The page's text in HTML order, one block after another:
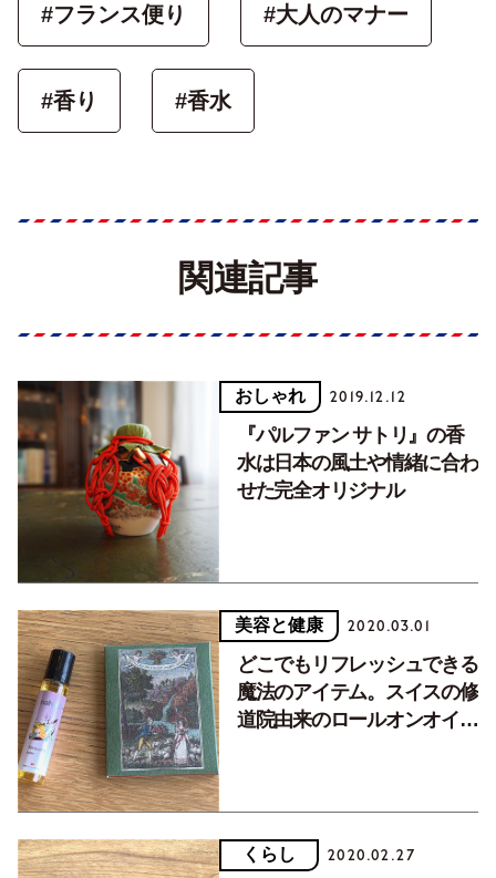
#フランス便り #大人のマナー
#香り #香水
関連記事
おしゃれ 2019.12.12
『パルファン サトリ』の香
水は日本の風土や情緒に合わ
せた完全オリジナル
美容と健康 2020.03.01
どこでもリフレッシュできる
魔法のアイテム。スイスの修
道院由来のロールオンオイル
くらし 2020.02.27